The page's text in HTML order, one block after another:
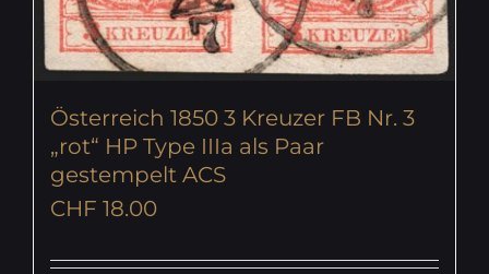
Österreich 1850 3 Kreuzer FB Nr. 3
„rot“ HP Type IIIa als Paar
gestempelt ACS
CHF 18.00